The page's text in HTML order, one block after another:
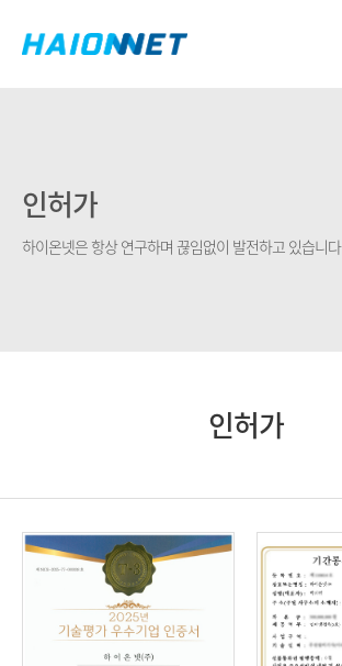
인허가
하이온넷은 항상 연구하며 끊임없이 발전하고 있습니다
인허가